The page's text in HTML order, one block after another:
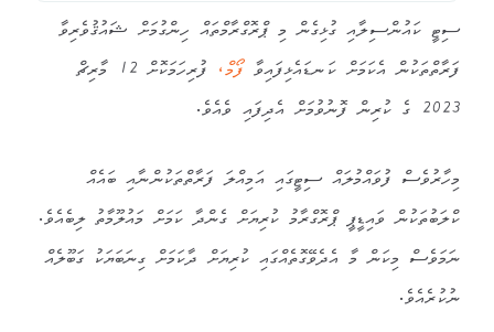
ސިޓީ ކައުންސިލާއި ގުޅިގެން މި ޕްރޮގްރާމްތައް ހިންގުމަށް ޝައުޤުވެރިވާ
ފަރާތްތަކުން އެކަމަށް ކަނޑައެޅިފައިވާ ފޯމް،
ފުރިހަމަކޮށް 12 މާރިޗް
2023 ގެ ކުރިން ފޮނުވުމަށް އެދިފައި ވެއެވެ.
މިހާރުވެސް ފުވައްމުލައް ސިޓީގައި އަމިއްލަ ފަރާތްތަކުންނާއި ބައެއް
ކްލަބުތަކުން ވައިޑީޕީ ޕްރޮގްރާމު ކުރިޔަށް ގެންދާ ކަމަށް މައުލޫމާތު ލިބެއެވެ.
ނަމަވެސް މިކަން މާ އެދެވޭގޮތެއްގައި ކުރިޔަށް ދާކަމަށް ގިނަބަޔަކު ގަބޫލެއް
ނުކުރެއެވެ.